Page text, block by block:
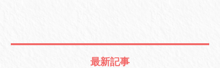
最新記事